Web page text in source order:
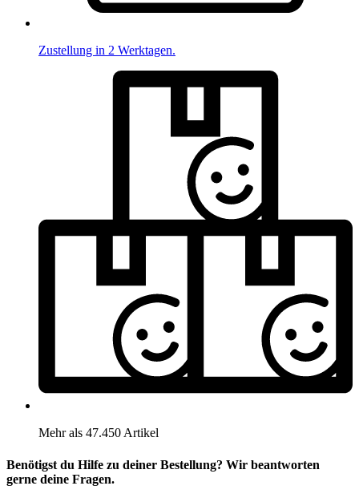
Zustellung in 2 Werktagen.
Mehr als 47.450 Artikel
Benötigst du Hilfe zu deiner Bestellung? Wir beantworten
gerne deine Fragen.